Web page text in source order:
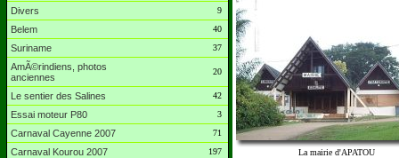
Divers 9
Belem 40
Suriname 37
AmÃ©rindiens, photos
anciennes
20
Le sentier des Salines 42
Essai moteur P80 3
Carnaval Cayenne 2007 71
Carnaval Kourou 2007 197
La mairie d'APATOU